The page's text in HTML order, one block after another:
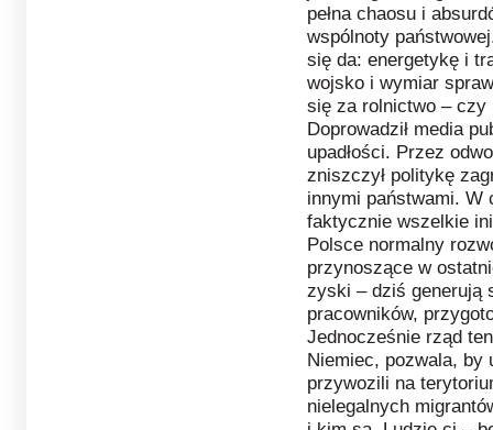
pełna chaosu i
wspólnoty
się da: energetykę i
wojsko i wymiar
się za rolnictwo – czy
Doprowadził media
upadłości. Przez
zniszczył politykę
innymi państwami. W
faktycznie wszelkie
Polsce normalny
przynoszące w
zyski – dziś generują
pracowników,
Jednocześnie rząd
Niemiec, pozwala, by
przywozili na
nielegalnych